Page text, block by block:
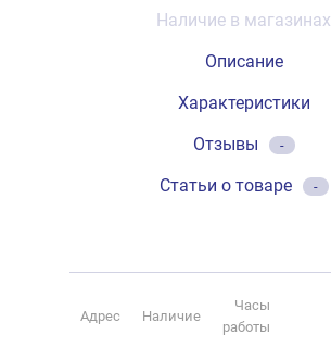
Наличие в магазинах
Описание
Характеристики
Отзывы
-
Статьи о товаре -
Адрес Наличие
Часы
работы